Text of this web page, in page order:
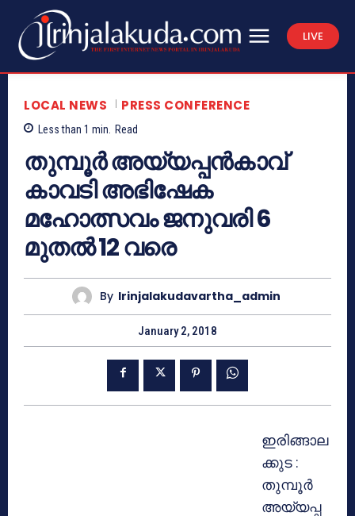
LIVE
LOCAL NEWS PRESS CONFERENCE
Less than 1 min. Read
തുമ്പൂര്‍ അയ്യപ്പന്‍കാവ്
കാവടി അഭിഷേക
മഹോത്സവം ജനുവരി 6
മുതല്‍ 12 വരെ
By Irinjalakudavartha_admin
January 2, 2018
ഇരിങ്ങാല
ക്കുട :
തുമ്പൂര്‍
അയ്യപ്പ